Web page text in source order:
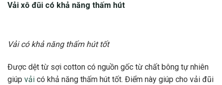
Vải xô đũi có khả năng thấm hút
Vải có khả năng thấm hút tốt
Được dệt từ sợi cotton có nguồn gốc từ chất bông tự nhiên
giúp vải có khả năng thấm hút tốt. Điểm này giúp cho vải đũi